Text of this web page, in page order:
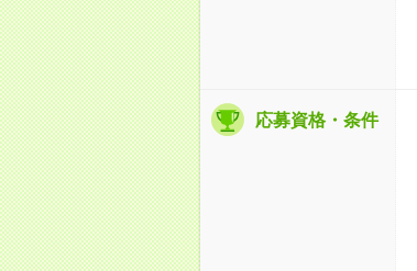
応募資格・条件